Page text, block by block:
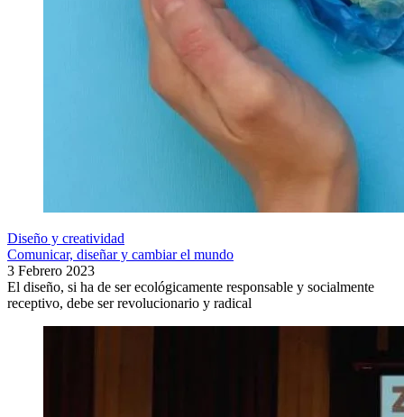
Diseño y creatividad
Comunicar, diseñar y cambiar el mundo
3 Febrero 2023
El diseño, si ha de ser ecológicamente responsable y socialmente
receptivo, debe ser revolucionario y radical